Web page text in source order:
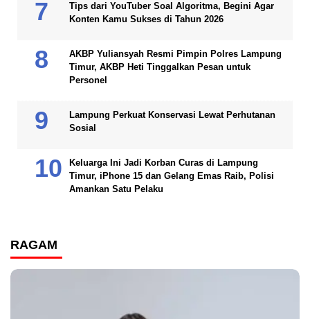
Tips dari YouTuber Soal Algoritma, Begini Agar
Konten Kamu Sukses di Tahun 2026
AKBP Yuliansyah Resmi Pimpin Polres Lampung
Timur, AKBP Heti Tinggalkan Pesan untuk
Personel
Lampung Perkuat Konservasi Lewat Perhutanan
Sosial
Keluarga Ini Jadi Korban Curas di Lampung
Timur, iPhone 15 dan Gelang Emas Raib, Polisi
Amankan Satu Pelaku
RAGAM